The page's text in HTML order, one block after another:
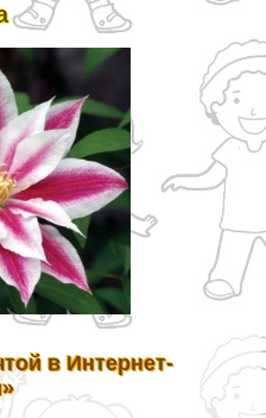
в Интернет-